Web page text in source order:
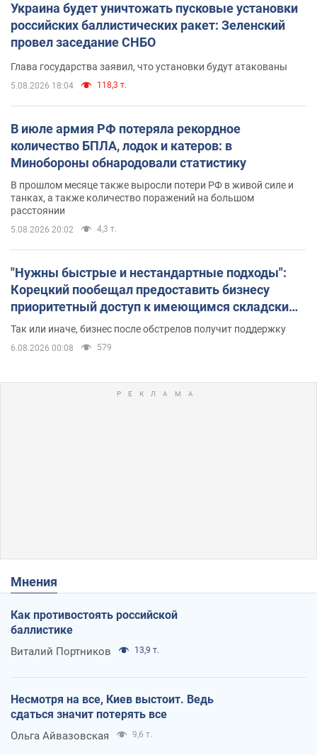
Украина будет уничтожать пусковые установки
российских баллистических ракет: Зеленский
провел заседание СНБО
Глава государства заявил, что установки будут атакованы
5.08.2026 18:04 118,3 т.
В июле армия РФ потеряла рекордное
количество БПЛА, лодок и катеров: в
Минобороны обнародовали статистику
В прошлом месяце также выросли потери РФ в живой силе и
танках, а также количество поражений на большом
расстоянии
5.08.2026 20:02 4,3 т.
"Нужны быстрые и нестандартные подходы":
Корецкий пообещал предоставить бизнесу
приоритетный доступ к имеющимся складским
помещениям
Так или иначе, бизнес после обстрелов получит поддержку
6.08.2026 00:08 579
Мнения
Как противостоять российской
баллистике
Виталий Портников 13,9 т.
Несмотря на все, Киев выстоит. Ведь
сдаться значит потерять все
Ольга Айвазовская 9,6 т.